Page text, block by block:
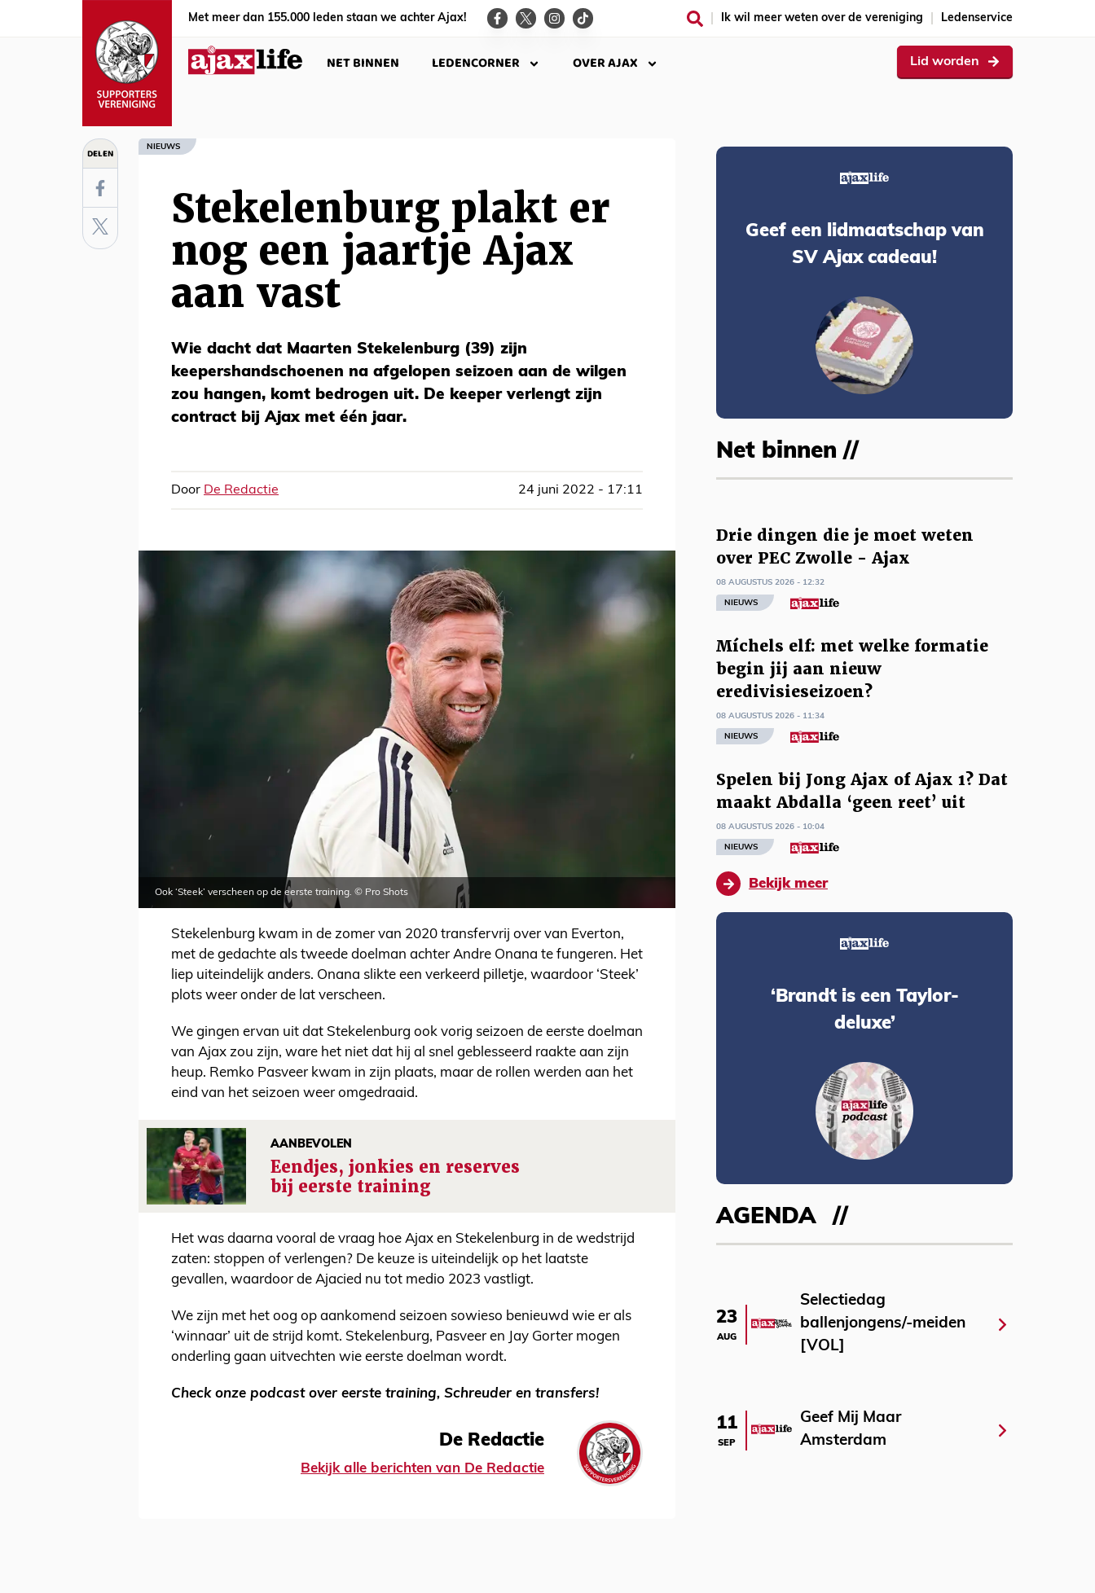
Met meer dan 155.000 leden staan we achter Ajax! Ik wil meer weten over de vereniging Ledenservice
NET BINNEN LEDENCORNER OVER AJAX Lid worden
DELEN NIEUWS
Stekelenburg plakt er
nog een jaartje Ajax
aan vast
Wie dacht dat Maarten Stekelenburg (39) zijn
keepershandschoenen na afgelopen seizoen aan de wilgen
zou hangen, komt bedrogen uit. De keeper verlengt zijn
contract bij Ajax met één jaar.
Door De Redactie 24 juni 2022 - 17:11
Ook ‘Steek’ verscheen op de eerste training. © Pro Shots
Stekelenburg kwam in de zomer van 2020 transfervrij over van Everton,
met de gedachte als tweede doelman achter Andre Onana te fungeren. Het
liep uiteindelijk anders. Onana slikte een verkeerd pilletje, waardoor ‘Steek’
plots weer onder de lat verscheen.
We gingen ervan uit dat Stekelenburg ook vorig seizoen de eerste doelman
van Ajax zou zijn, ware het niet dat hij al snel geblesseerd raakte aan zijn
heup. Remko Pasveer kwam in zijn plaats, maar de rollen werden aan het
eind van het seizoen weer omgedraaid.
AANBEVOLEN
Eendjes, jonkies en reserves
bij eerste training
Het was daarna vooral de vraag hoe Ajax en Stekelenburg in de wedstrijd
zaten: stoppen of verlengen? De keuze is uiteindelijk op het laatste
gevallen, waardoor de Ajacied nu tot medio 2023 vastligt.
We zijn met het oog op aankomend seizoen sowieso benieuwd wie er als
‘winnaar’ uit de strijd komt. Stekelenburg, Pasveer en Jay Gorter mogen
onderling gaan uitvechten wie eerste doelman wordt.
Check onze podcast over eerste training, Schreuder en transfers!
De Redactie
Bekijk alle berichten van De Redactie
Geef een lidmaatschap van
SV Ajax cadeau!
Net binnen //
Drie dingen die je moet weten
over PEC Zwolle - Ajax
08 AUGUSTUS 2026 - 12:32
NIEUWS
Míchels elf: met welke formatie
begin jij aan nieuw
eredivisieseizoen?
08 AUGUSTUS 2026 - 11:34
NIEUWS
Spelen bij Jong Ajax of Ajax 1? Dat
maakt Abdalla ‘geen reet’ uit
08 AUGUSTUS 2026 - 10:04
NIEUWS
Bekijk meer
‘Brandt is een Taylor-
deluxe’
AGENDA
23
AUG
Selectiedag
ballenjongens/-meiden
[VOL]
11
SEP
Geef Mij Maar
Amsterdam